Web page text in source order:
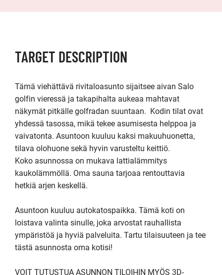
TARGET DESCRIPTION
Tämä viehättävä rivitaloasunto sijaitsee aivan Salo
golfin vieressä ja takapihalta aukeaa mahtavat
näkymät pitkälle golfradan suuntaan.  Kodin tilat ovat
yhdessä tasossa, mikä tekee asumisesta helppoa ja
vaivatonta. Asuntoon kuuluu kaksi makuuhuonetta,
tilava olohuone sekä hyvin varusteltu keittiö.
Koko asunnossa on mukava lattialämmitys
kaukolämmöllä. Oma sauna tarjoaa rentouttavia
hetkiä arjen keskellä.
Asuntoon kuuluu autokatospaikka. Tämä koti on
loistava valinta sinulle, joka arvostat rauhallista
ympäristöä ja hyviä palveluita. Tartu tilaisuuteen ja tee
tästä asunnosta oma kotisi!
VOIT TUTUSTUA ASUNNON TILOIHIN MYÖS 3D-